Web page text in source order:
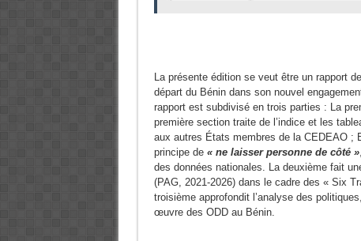
La présente édition se veut être un rapport
départ du Bénin dans son nouvel
rapport est subdivisé en trois parties : La
première section traite de l’indice et les
aux autres États membres de la CEDEAO ;
principe de « ne laisser personne de côté »
des données nationales. La deuxième fait
(PAG, 2021-2026) dans le cadre des « Six
troisième approfondit l’analyse des
œuvre des ODD au Bénin.